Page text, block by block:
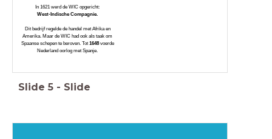
In 1621 werd de WIC opgericht:
West-Indische Compagnie.
Dit bedrijf regelde de handel met Afrika en
Amerika. Maar de WIC had ook als taak om
Spaanse schepen te beroven. Tot 1648voerde
Nederland oorlog met Spanje.
Slide 5 - Slide